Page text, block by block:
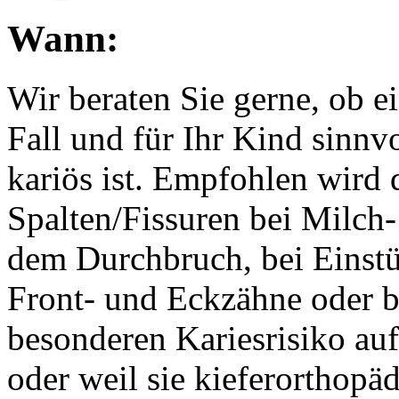
Wann:
Wir beraten Sie gerne, ob
Fall und für Ihr Kind
kariös ist. Empfohlen wird
Spalten/Fissuren bei
dem Durchbruch, bei
Front- und Eckzähne oder
besonderen Kariesrisiko
oder weil sie